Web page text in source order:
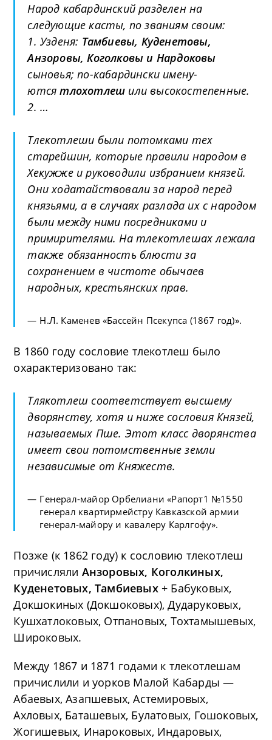
Народ кабардинский разделен на
следующие касты, по званиям своим:
1. Узденя: Тамбиевы, Куденетовы,
Анзоровы, Коголковы и Нардоковы
сыновья; по-кабардински имену­
ютсятлохотлеш или высокостепенные.
2. …
Тлекотлеши были потомками тех
старейшин, которые правили народом в
Хекужже и руководили избранием князей.
Они ходатайствовали за народ перед
князьями, а в случаях разлада их с народом
были между ними посредниками и
примирителями. На тлекотлешах лежала
также обязанность блюсти за
сохранением в чистоте обычаев
народных, крестьянских прав.
Н.Л. Каменев «Бассейн Псекупса (1867 год)».
В 1860 году сословие тлекотлеш было
охарактеризовано так:
Тлякотлеш соответствует высшему
дворянству, хотя и ниже сословия Князей,
называемых Пше. Этот класс дворянства
имеет свои потомственные земли
независимые от Княжеств.
Генерал-майор Орбелиани «Рапорт1 №1550
генерал квартирмейстру Кавказской армии
генерал-майору и кавалеру Карлгофу».
Позже (к 1862 году) к сословию тлекотлеш
причисляли Анзоровых, Коголкиных,
Куденетовых, Тамбиевых+ Бабуковых,
Докшокиных (Докшоковых), Дударуковых,
Кушхатлоковых, Отпановых, Тохтамышевых,
Широковых.
Между 1867 и 1871 годами к тлекотлешам
причислили и уорков Малой Кабарды —
Абаевых, Азапшевых, Астемировых,
Ахловых, Баташевых, Булатовых, Гошоковых,
Жогишевых, Инароковых, Индаровых,